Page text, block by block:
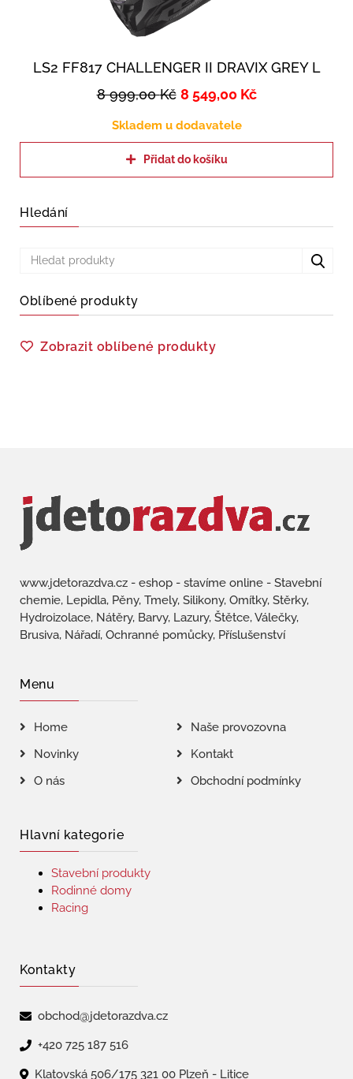
LS2 FF817 CHALLENGER II DRAVIX GREY L
8 999,00Kč 8 549,00 Kč
Skladem u dodavatele
Přidat do košíku
Hledání
Oblíbené produkty
Zobrazit oblíbené produkty
www.jdetorazdva.cz - eshop - stavíme online - Stavební
chemie, Lepidla, Pěny, Tmely, Silikony, Omítky, Stěrky,
Hydroizolace, Nátěry, Barvy, Lazury, Štětce, Válečky,
Brusiva, Nářadí, Ochranné pomůcky, Příslušenství
Menu
Home
Naše provozovna
Novinky
Kontakt
O nás
Obchodní podmínky
Hlavní kategorie
Stavební produkty
Rodinné domy
Racing
Kontakty
obchod@jdetorazdva.cz
+420 725 187 516
Klatovská 506/175 321 00 Plzeň - Litice